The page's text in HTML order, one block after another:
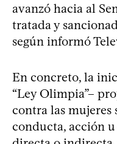
avanzó hacia al
tratada y
según informó
En concreto, la
“Ley Olimpia”–
contra las mujeres
conducta, acción